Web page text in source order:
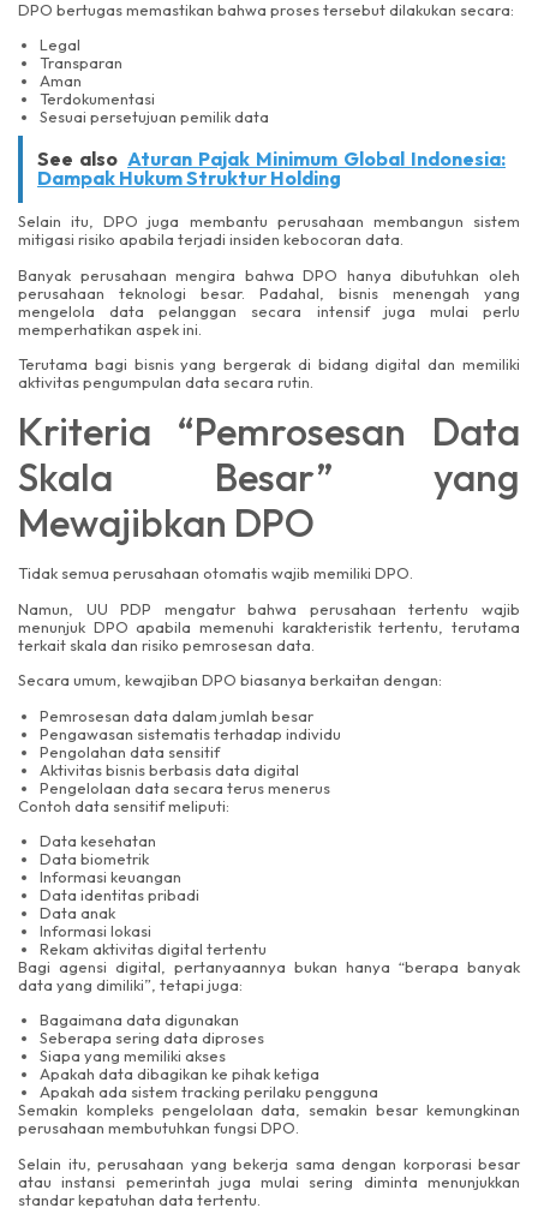
DPO bertugas memastikan bahwa proses tersebut dilakukan secara:
Legal
Transparan
Aman
Terdokumentasi
Sesuai persetujuan pemilik data
See also Aturan Pajak Minimum Global Indonesia:
Dampak Hukum Struktur Holding
Selain itu, DPO juga membantu perusahaan membangun sistem
mitigasi risiko apabila terjadi insiden kebocoran data.
Banyak perusahaan mengira bahwa DPO hanya dibutuhkan oleh
perusahaan teknologi besar. Padahal, bisnis menengah yang
mengelola data pelanggan secara intensif juga mulai perlu
memperhatikan aspek ini.
Terutama bagi bisnis yang bergerak di bidang digital dan memiliki
aktivitas pengumpulan data secara rutin.
Kriteria “Pemrosesan Data
Skala Besar” yang
Mewajibkan DPO
Tidak semua perusahaan otomatis wajib memiliki DPO.
Namun, UU PDP mengatur bahwa perusahaan tertentu wajib
menunjuk DPO apabila memenuhi karakteristik tertentu, terutama
terkait skala dan risiko pemrosesan data.
Secara umum, kewajiban DPO biasanya berkaitan dengan:
Pemrosesan data dalam jumlah besar
Pengawasan sistematis terhadap individu
Pengolahan data sensitif
Aktivitas bisnis berbasis data digital
Pengelolaan data secara terus menerus
Contoh data sensitif meliputi:
Data kesehatan
Data biometrik
Informasi keuangan
Data identitas pribadi
Data anak
Informasi lokasi
Rekam aktivitas digital tertentu
Bagi agensi digital, pertanyaannya bukan hanya “berapa banyak
data yang dimiliki”, tetapi juga:
Bagaimana data digunakan
Seberapa sering data diproses
Siapa yang memiliki akses
Apakah data dibagikan ke pihak ketiga
Apakah ada sistem tracking perilaku pengguna
Semakin kompleks pengelolaan data, semakin besar kemungkinan
perusahaan membutuhkan fungsi DPO.
Selain itu, perusahaan yang bekerja sama dengan korporasi besar
atau instansi pemerintah juga mulai sering diminta menunjukkan
standar kepatuhan data tertentu.